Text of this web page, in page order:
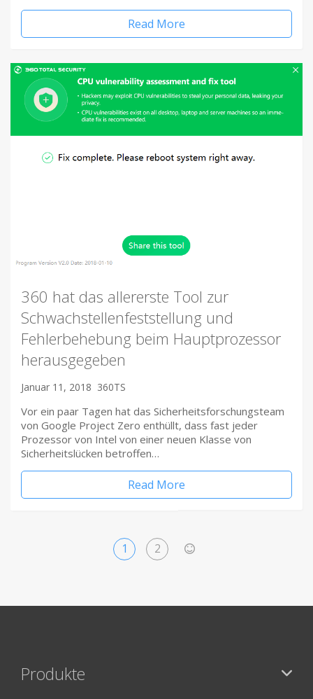
Read More
360 hat das allererste Tool zur
Schwachstellenfeststellung und
Fehlerbehebung beim Hauptprozessor
herausgegeben
Januar 11, 2018 360TS
Vor ein paar Tagen hat das Sicherheitsforschungsteam
von Google Project Zero enthüllt, dass fast jeder
Prozessor von Intel von einer neuen Klasse von
Sicherheitslücken betroffen…
Read More
1 2
Produkte